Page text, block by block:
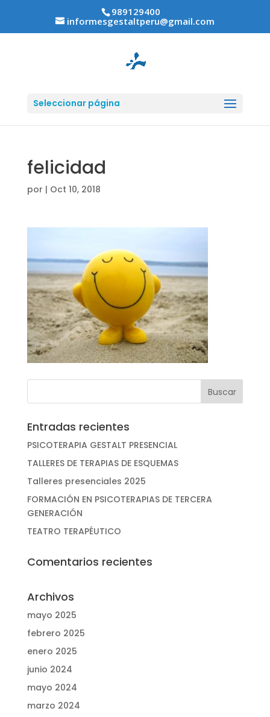
989129400
informesgestaltperu@gmail.com
Seleccionar página
felicidad
por | Oct 10, 2018
Entradas recientes
PSICOTERAPIA GESTALT PRESENCIAL
TALLERES DE TERAPIAS DE ESQUEMAS
Talleres presenciales 2025
FORMACIÓN EN PSICOTERAPIAS DE TERCERA
GENERACIÓN
TEATRO TERAPÉUTICO
Comentarios recientes
Archivos
mayo 2025
febrero 2025
enero 2025
junio 2024
mayo 2024
marzo 2024